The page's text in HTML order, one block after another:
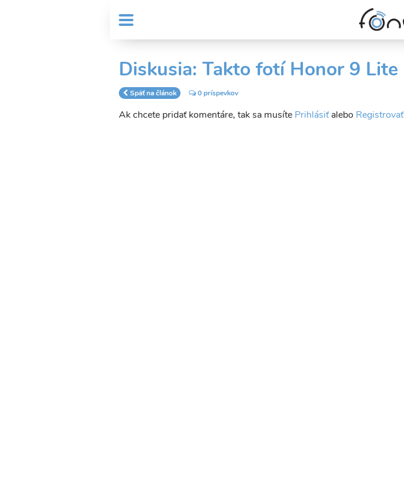
MENU
Header
menu
User
account
Diskusia: Takto fotí Honor 9 Lite
Späť na článok 0 príspevkov
Ak chcete pridať komentáre, tak sa musíte Prihlásiťalebo Registrovať